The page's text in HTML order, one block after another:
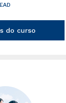
EAD
do curso